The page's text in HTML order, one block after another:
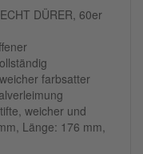
DÜRER, 60er
farbsatter
weicher und
Länge: 176 mm,